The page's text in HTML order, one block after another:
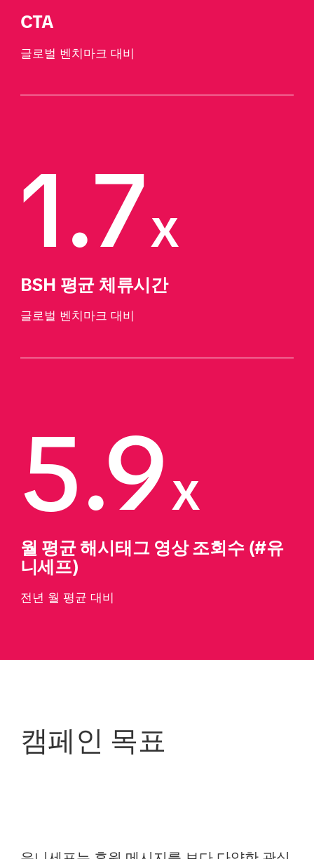
CTA
글로벌 벤치마크 대비
1.7x
BSH 평균 체류시간
글로벌 벤치마크 대비
5.9x
월 평균 해시태그 영상 조회수 (#유
니세프)
전년 월 평균 대비
캠페인 목표